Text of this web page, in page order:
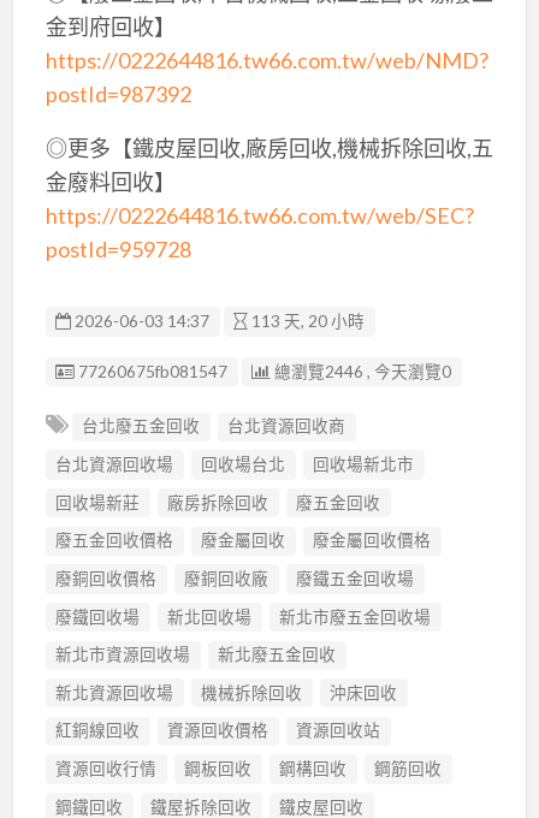
金到府回收】
https://0222644816.tw66.com.tw/web/NMD?
postId=987392
◎更多【鐵皮屋回收,廠房回收,機械拆除回收,五
金廢料回收】
https://0222644816.tw66.com.tw/web/SEC?
postId=959728
2026-06-03 14:37 113 天, 20 小時
廣告编號
77260675fb081547 總瀏覽2446 , 今天瀏覽0
台北廢五金回收
台北資源回收商
台北資源回收場
回收場台北
回收場新北市
回收場新莊
廠房拆除回收
廢五金回收
廢五金回收價格
廢金屬回收
廢金屬回收價格
廢銅回收價格
廢銅回收廠
廢鐵五金回收場
廢鐵回收場
新北回收場
新北市廢五金回收場
新北市資源回收場
新北廢五金回收
新北資源回收場
機械拆除回收
沖床回收
紅銅線回收
資源回收價格
資源回收站
資源回收行情
鋼板回收 鋼構回收
鋼筋回收
鋼鐵回收
鐵屋拆除回收
鐵皮屋回收